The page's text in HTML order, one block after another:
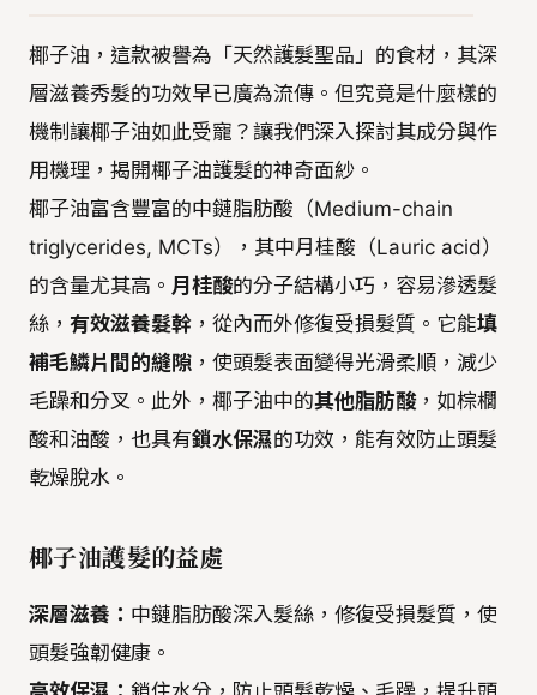
椰子油，這款被譽為「天然護髮聖品」的食材，其深
層滋養秀髮的功效早已廣為流傳。但究竟是什麼樣的
機制讓椰子油如此受寵？讓我們深入探討其成分與作
用機理，揭開椰子油護髮的神奇面紗。
椰子油富含豐富的中鏈脂肪酸（Medium-chain
triglycerides, MCTs），其中月桂酸（Lauric acid）
的含量尤其高。 月桂酸的分子結構小巧，容易滲透髮
絲， 有效滋養髮幹 ，從內而外修復受損髮質。它能填
補毛鱗片間的縫隙 ，使頭髮表面變得光滑柔順，減少
毛躁和分叉。此外，椰子油中的其他脂肪酸，如棕櫚
酸和油酸，也具有鎖水保濕的功效，能有效防止頭髮
乾燥脫水。
椰子油護髮的益處
深層滋養： 中鏈脂肪酸深入髮絲，修復受損髮質，使
頭髮強韌健康。